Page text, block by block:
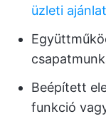
üzleti
Beépített
funkció